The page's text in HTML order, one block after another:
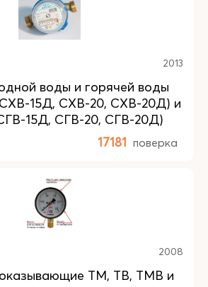
2013
воды и горячей воды
15Д, СХВ-20, СХВ-20Д) и
15Д, СГВ-20, СГВ-20Д)
17181 поверка
2008
ТМ, ТВ, ТМВ и